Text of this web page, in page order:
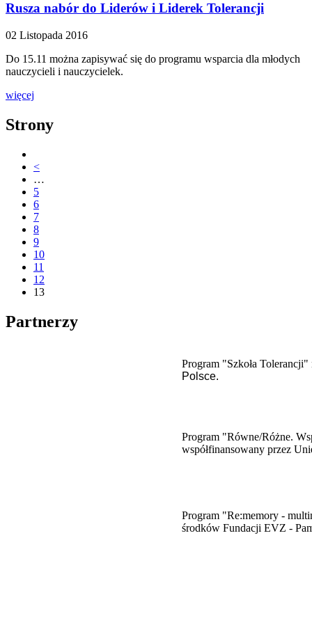
Rusza nabór do Liderów i Liderek Tolerancji
02 Listopada 2016
Do 15.11 można zapisywać się do programu wsparcia dla młodych
nauczycieli i nauczycielek.
więcej
Strony
<
…
5
6
7
8
9
10
11
12
13
Partnerzy
Program "Szkoła
Polsce.
Program "Równe/Różne.
współfinansowany przez
​Program "Re:memory -
środków Fundacji EVZ -